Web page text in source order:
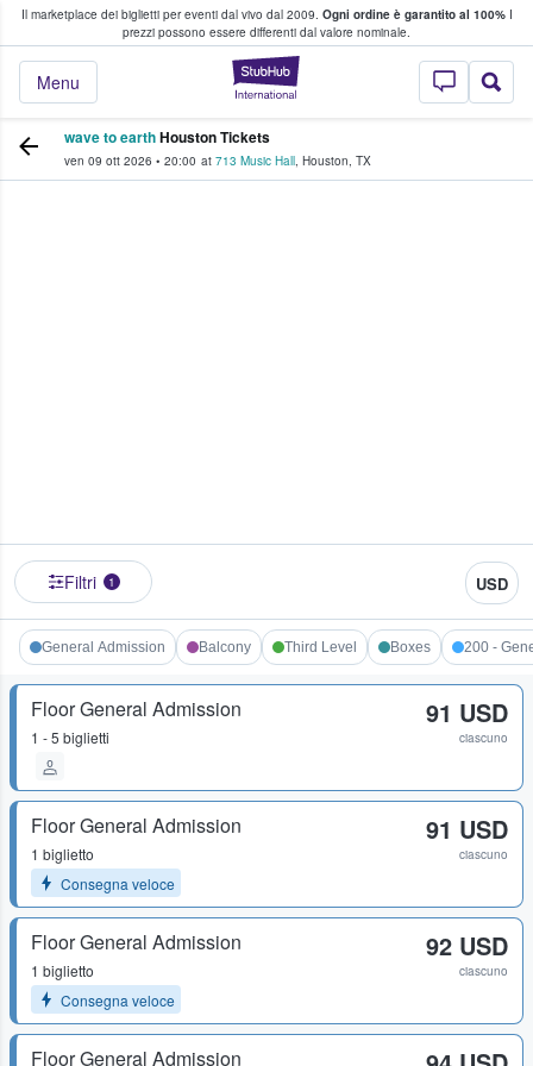
Il marketplace dei biglietti per eventi dal vivo dal 2009. Ogni ordine è garantito al 100%I
prezzi possono essere differenti dal valore nominale.
StubHub - Dove
Menu
fan comprano e vendono biglietti
wave to earthHouston Tickets
ven 09 ott 2026 • 20:00 at 713 Music Hall, Houston, TX
Filtri 1 USD
General Admission Balcony Third Level Boxes 200 -
Floor General Admission
1 - 5 biglietti
91 USD
ciascuno
Floor General Admission
1 biglietto
Consegna veloce
91 USD
ciascuno
Floor General Admission
1 biglietto
Consegna veloce
92 USD
ciascuno
Floor General Admission